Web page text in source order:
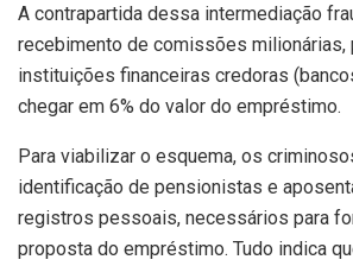
A contrapartida dessa intermediação
recebimento de comissões milionárias,
instituições financeiras credoras
chegar em 6% do valor do empréstimo.
Para viabilizar o esquema, os
identificação de pensionistas e
registros pessoais, necessários para
proposta do empréstimo. Tudo indica